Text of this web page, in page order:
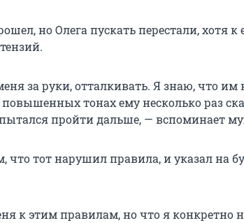
но Олега пускать перестали, хотя к
за руки, отталкивать. Я знаю, что им
тонах ему несколько раз
пройти дальше, — вспоминает
что тот нарушил правила, и указал на
к этим правилам, но что я конкретно